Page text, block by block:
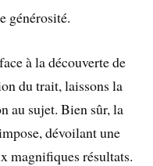
générosité.
à la découverte de
du trait, laissons la
au sujet. Bien sûr, la
dévoilant une
magnifiques résultats.